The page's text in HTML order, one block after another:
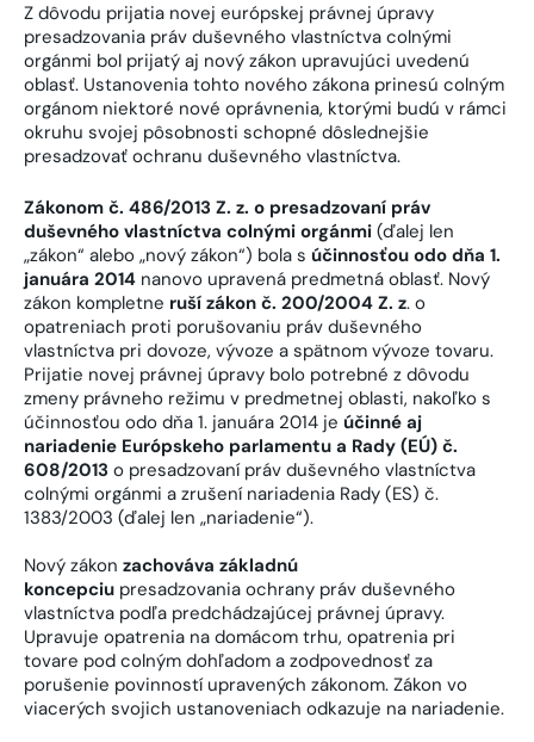
Z dôvodu prijatia novej európskej právnej úpravy
presadzovania práv duševného vlastníctva colnými
orgánmi bol prijatý aj nový zákon upravujúci uvedenú
oblasť. Ustanovenia tohto nového zákona prinesú colným
orgánom niektoré nové oprávnenia, ktorými budú v rámci
okruhu svojej pôsobnosti schopné dôslednejšie
presadzovať ochranu duševného vlastníctva.
Zákonom č. 486/2013 Z. z. o presadzovaní práv
duševného vlastníctva colnými orgánmi (ďalej len
„zákon“ alebo „nový zákon“) bola s účinnosťou odo dňa 1.
januára 2014 nanovo upravená predmetná oblasť. Nový
zákon kompletne ruší zákon č. 200/2004 Z. z. o
opatreniach proti porušovaniu práv duševného
vlastníctva pri dovoze, vývoze a spätnom vývoze tovaru.
Prijatie novej právnej úpravy bolo potrebné z dôvodu
zmeny právneho režimu v predmetnej oblasti, nakoľko s
účinnosťou odo dňa 1. januára 2014 je účinné aj
nariadenie Európskeho parlamentu a Rady (EÚ) č.
608/2013 o presadzovaní práv duševného vlastníctva
colnými orgánmi a zrušení nariadenia Rady (ES) č.
1383/2003 (ďalej len „nariadenie“).
Nový zákon zachováva základnú
koncepciu presadzovania ochrany práv duševného
vlastníctva podľa predchádzajúcej právnej úpravy.
Upravuje opatrenia na domácom trhu, opatrenia pri
tovare pod colným dohľadom a zodpovednosť za
porušenie povinností upravených zákonom. Zákon vo
viacerých svojich ustanoveniach odkazuje na nariadenie.